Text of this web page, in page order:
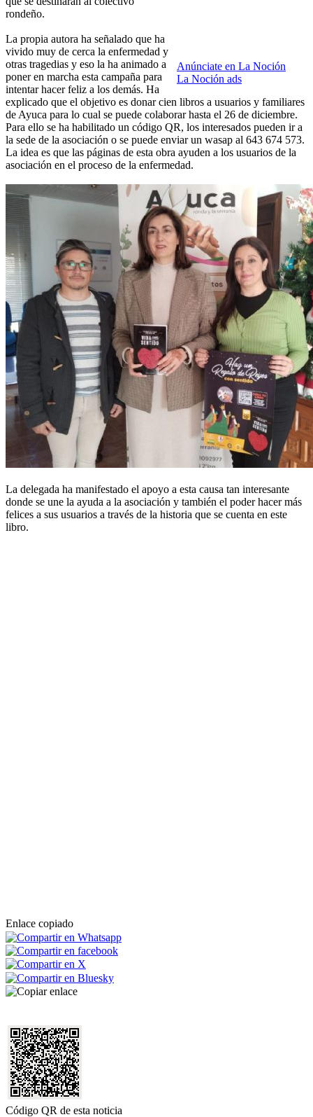
Anúnciate en La Noción
La Noción ads
rondeño.
La propia autora ha señalado que ha
vivido muy de cerca la enfermedad y
otras tragedias y eso la ha animado a
poner en marcha esta campaña para
intentar hacer feliz a los demás. Ha
explicado que el objetivo es donar cien libros a usuarios y familiares
de Ayuca para lo cual se puede colaborar hasta el 26 de diciembre.
Para ello se ha habilitado un código QR, los interesados pueden ir a
la sede de la asociación o se puede enviar un wasap al 643 674 573.
La idea es que las páginas de esta obra ayuden a los usuarios de la
asociación en el proceso de la enfermedad.
La delegada ha manifestado el apoyo a esta causa tan interesante
donde se une la ayuda a la asociación y también el poder hacer más
felices a sus usuarios a través de la historia que se cuenta en este
libro.
Enlace copiado
Código QR de esta noticia